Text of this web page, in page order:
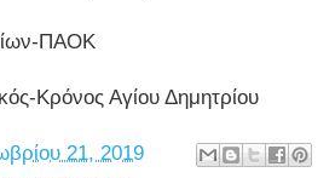
ΠΑΟΚ
Κρόνος Αγίου Δημητρίου
21, 2019